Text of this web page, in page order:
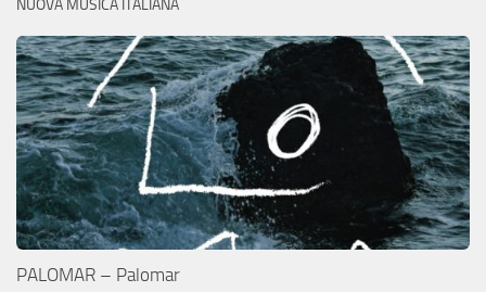
NUOVA MUSICA ITALIANA
PALOMAR – Palomar